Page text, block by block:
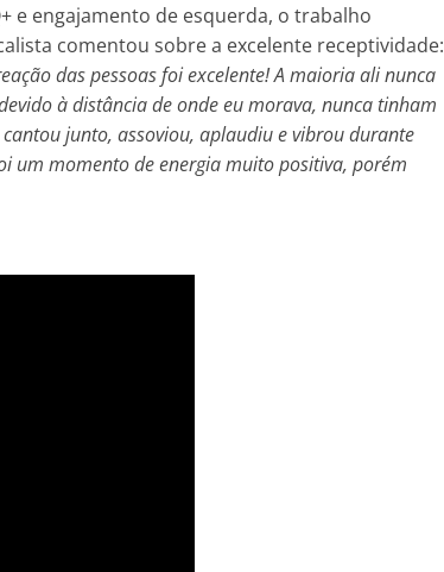
e engajamento de esquerda, o trabalho
comentou sobre a excelente receptividade:
das pessoas foi excelente! A maioria ali nunca
à distância de onde eu morava, nunca tinham
junto, assoviou, aplaudiu e vibrou durante
um momento de energia muito positiva, porém